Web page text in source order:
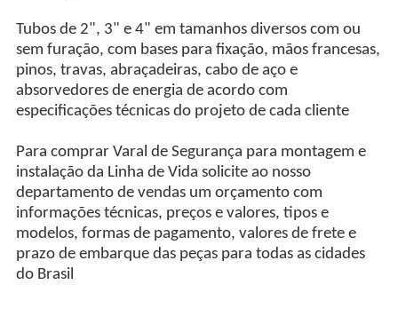
Tubos de 2", 3" e 4" em tamanhos diversos com ou
sem furação, com bases para fixação, mãos francesas,
pinos, travas, abraçadeiras, cabo de aço e
absorvedores de energia de acordo com
especificações técnicas do projeto de cada cliente
Para comprar Varal de Segurança para montagem e
instalação da Linha de Vida solicite ao nosso
departamento de vendas um orçamento com
informações técnicas, preços e valores, tipos e
modelos, formas de pagamento, valores de frete e
prazo de embarque das peças para todas as cidades
do Brasil